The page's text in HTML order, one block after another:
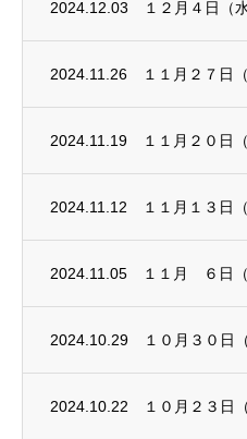
2024.12.03 １２月４日（
2024.11.26 １１月２７日
2024.11.19 １１月２０日
2024.11.12 １１月１３日
2024.11.05 １１月 ６日
2024.10.29 １０月３０日
2024.10.22 １０月２３日